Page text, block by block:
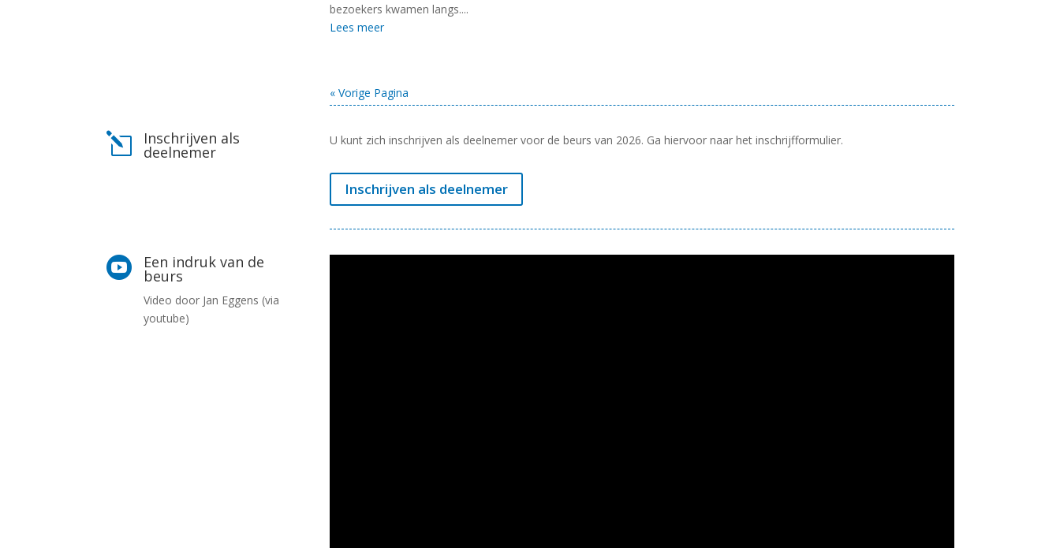
bezoekers kwamen langs....
Lees meer
« Vorige Pagina
l Inschrijven als
deelnemer
U kunt zich inschrijven als deelnemer voor de beurs van 2026. Ga hiervoor naar het inschrijfformulier.
Inschrijven als deelnemer
 Een indruk van de
beurs
Video door Jan Eggens (via
youtube)